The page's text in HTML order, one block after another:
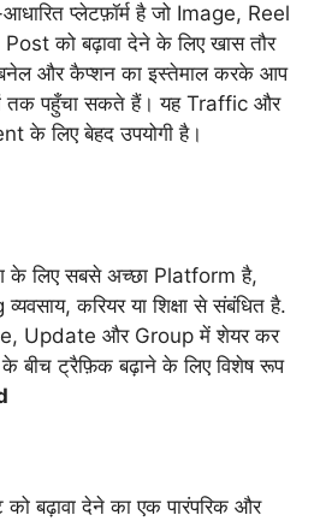
प्लेटफ़ॉर्म है जो Image, Reel
को बढ़ावा देने के लिए खास तौर
और कैप्शन का इस्तेमाल करके आप
तक पहुँचा सकते हैं। यह Traffic और
के लिए बेहद उपयोगी है।
के लिए सबसे अच्छा Platform है,
करियर या शिक्षा से संबंधित है.
Update और Group में शेयर कर
बीच ट्रैफ़िक बढ़ाने के लिए विशेष रूप
को बढ़ावा देने का एक पारंपरिक और